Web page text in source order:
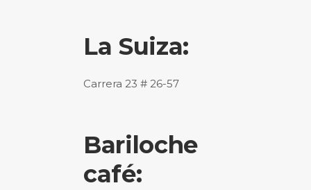
La Suiza:
Carrera 23 # 26-57
Bariloche
café: